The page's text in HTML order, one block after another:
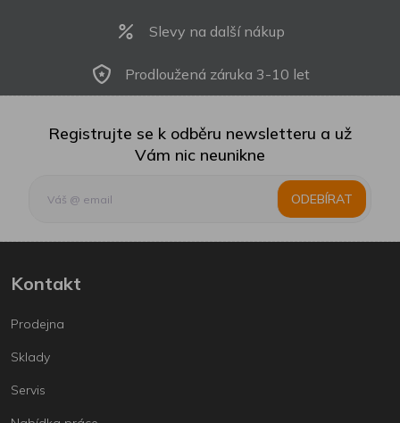
Slevy na další nákup
Prodloužená záruka 3-10 let
Registrujte se k odběru newsletteru a už
Vám nic neunikne
ODEBÍRAT
Kontakt
Prodejna
Sklady
Servis